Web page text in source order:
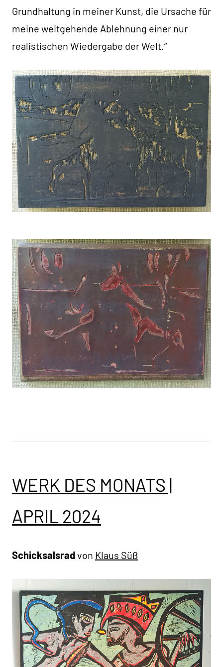
Grundhaltung in meiner Kunst, die Ursache für
meine weitgehende Ablehnung einer nur
realistischen Wiedergabe der Welt.“
WERK DES MONATS |
APRIL 2024
Schicksalsradvon Klaus Süß